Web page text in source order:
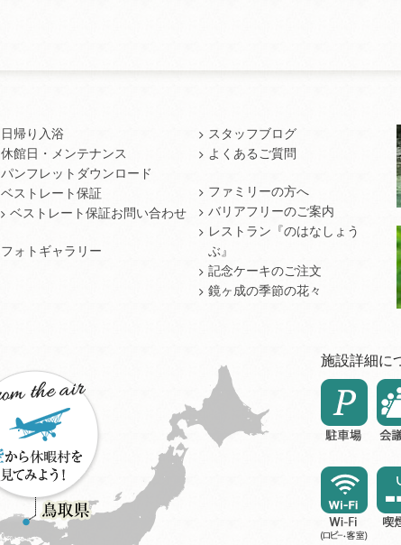
日帰り入浴
休館日・メンテナンス
パンフレットダウンロード
ベストレート保証
ベストレート保証お問い合わせ
フォトギャラリー
スタッフブログ
よくあるご質問
ファミリーの方へ
バリアフリーのご案内
レストラン『のはなしょう
ぶ』
記念ケーキのご注文
鏡ヶ成の季節の花々
施設詳細に